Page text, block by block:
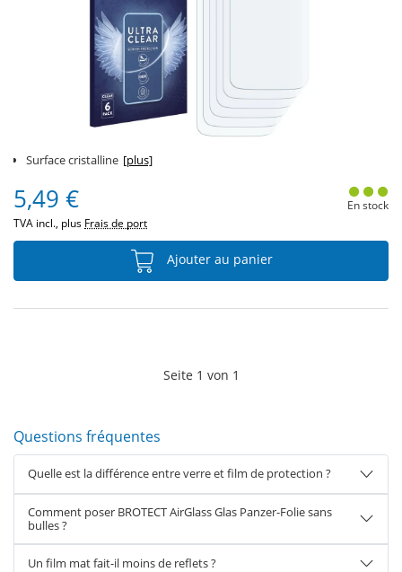
Surface cristalline [plus]
5,49 €
TVA incl., plus Frais de port
En stock
Ajouter au panier
Seite 1 von 1
Questions fréquentes
Quelle est la différence entre verre et film de protection ?
Comment poser BROTECT AirGlass Glas Panzer-Folie sans
bulles ?
Un film mat fait-il moins de reflets ?